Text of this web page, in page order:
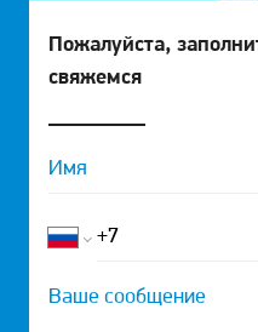
Пожалуйста,
свяжемся